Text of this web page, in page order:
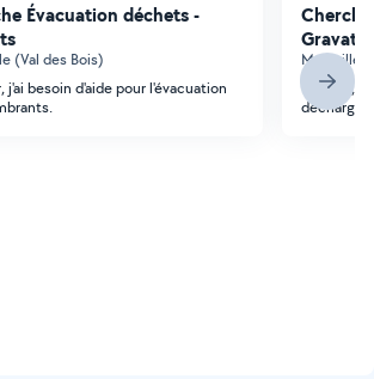
Évacuation déchets -
(Val des Bois)
j'ai besoin d'aide pour l'évacuation
Gravats
Marseille
Bonjour,
décharge